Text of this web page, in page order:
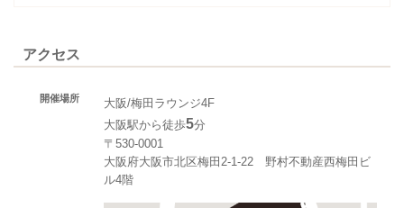
アクセス
開催場所
大阪/梅田ラウンジ4F
大阪駅から徒歩5分
〒530-0001
大阪府大阪市北区梅田2-1-22 野村不動産西梅田ビ
ル4階